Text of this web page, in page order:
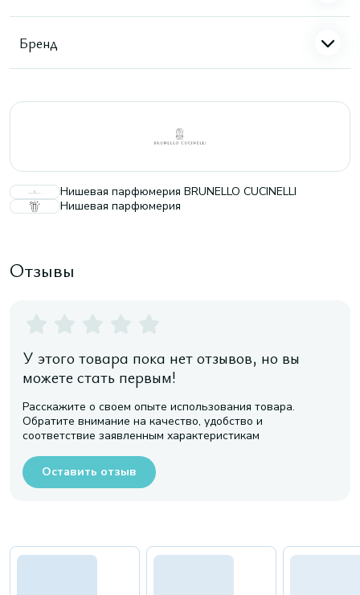
Бренд
Нишевая парфюмерия BRUNELLO CUCINELLI
Нишевая парфюмерия
Отзывы
У этого товара пока нет отзывов, но вы
можете стать первым!
Расскажите о своем опыте использования товара.
Обратите внимание на качество, удобство и
соответствие заявленным характеристикам
Оставить отзыв